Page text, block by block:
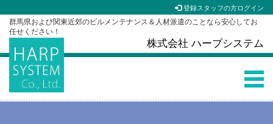
登録スタッフの方ログイン
群馬県および関東近郊のビルメンテナンス＆人材派遣のことなら安心してお
任せください！
株式会社 ハープシステム